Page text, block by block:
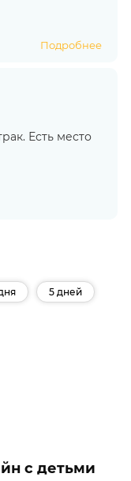
Подробнее
Есть место
5 дней
с детьми